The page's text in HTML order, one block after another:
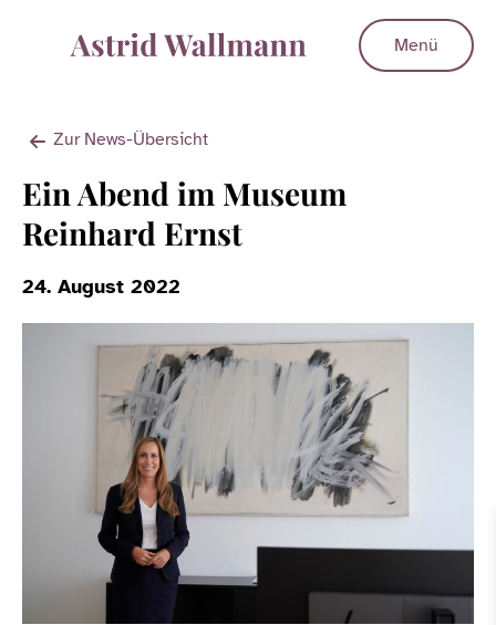
Menü
Zur News-Übersicht
Ein Abend im Museum
Reinhard Ernst
24. August 2022